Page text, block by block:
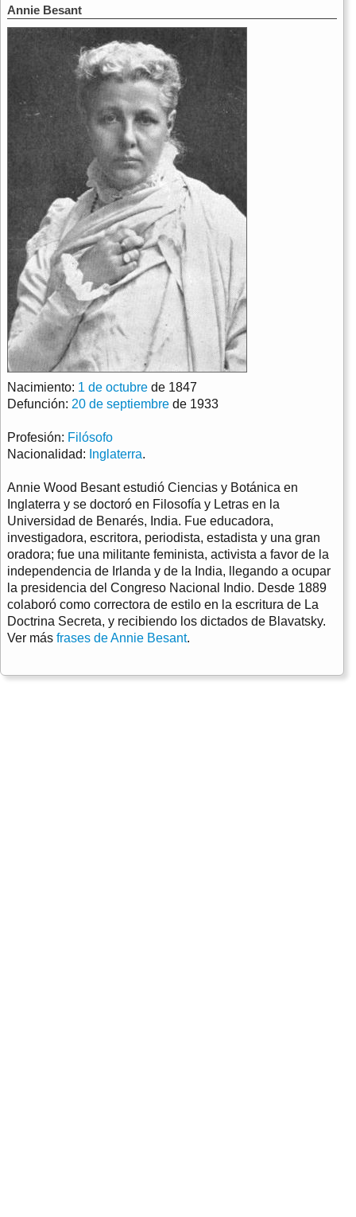
Annie Besant
Nacimiento: 1 de octubre de 1847
Defunción: 20 de septiembre de 1933
Profesión: Filósofo
Nacionalidad: Inglaterra.
Annie Wood Besant estudió Ciencias y Botánica en
Inglaterra y se doctoró en Filosofía y Letras en la
Universidad de Benarés, India. Fue educadora,
investigadora, escritora, periodista, estadista y una gran
oradora; fue una militante feminista, activista a favor de la
independencia de Irlanda y de la India, llegando a ocupar
la presidencia del Congreso Nacional Indio. Desde 1889
colaboró como correctora de estilo en la escritura de La
Doctrina Secreta, y recibiendo los dictados de Blavatsky.
Ver más frases de Annie Besant.